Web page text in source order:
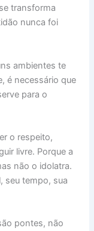
transforma
nunca foi
ambientes te
é necessário que
para o
o respeito,
livre. Porque a
não o idolatra.
seu tempo, sua
pontes, não